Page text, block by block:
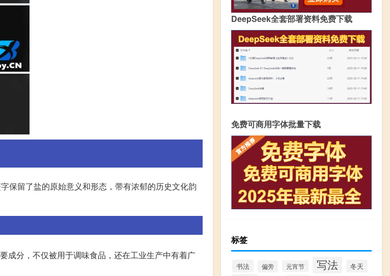
保留了盐的原始意义和形态，带有浓郁的历史文化韵
成分，不仅被用于调味食品，还在工业生产中有着广
DeepSeek全套部署资料免费下载
免费可商用字体批量下载
标签
书法 偏旁 元宵节 写法 冬天